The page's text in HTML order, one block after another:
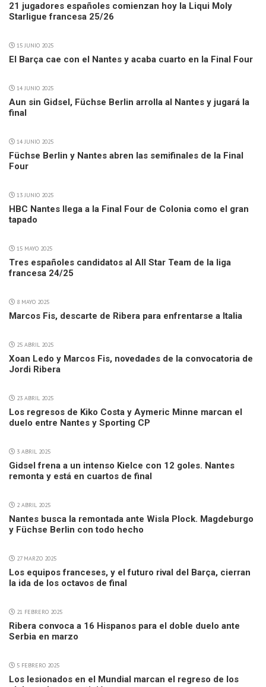
21 jugadores españoles comienzan hoy la Liqui Moly
Starligue francesa 25/26
15 JUNIO 2025
El Barça cae con el Nantes y acaba cuarto en la Final Four
14 JUNIO 2025
Aun sin Gidsel, Füchse Berlin arrolla al Nantes y jugará la
final
14 JUNIO 2025
Füchse Berlin y Nantes abren las semifinales de la Final
Four
13 JUNIO 2025
HBC Nantes llega a la Final Four de Colonia como el gran
tapado
15 MAYO 2025
Tres españoles candidatos al All Star Team de la liga
francesa 24/25
8 MAYO 2025
Marcos Fis, descarte de Ribera para enfrentarse a Italia
25 ABRIL 2025
Xoan Ledo y Marcos Fis, novedades de la convocatoria de
Jordi Ribera
23 ABRIL 2025
Los regresos de Kiko Costa y Aymeric Minne marcan el
duelo entre Nantes y Sporting CP
3 ABRIL 2025
Gidsel frena a un intenso Kielce con 12 goles. Nantes
remonta y está en cuartos de final
2 ABRIL 2025
Nantes busca la remontada ante Wisla Plock. Magdeburgo
y Füchse Berlin con todo hecho
27 MARZO 2025
Los equipos franceses, y el futuro rival del Barça, cierran
la ida de los octavos de final
21 FEBRERO 2025
Ribera convoca a 16 Hispanos para el doble duelo ante
Serbia en marzo
5 FEBRERO 2025
Los lesionados en el Mundial marcan el regreso de los